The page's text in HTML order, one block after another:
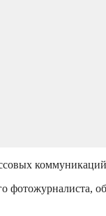
фотожурналиста,